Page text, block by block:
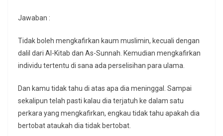
Jawaban :
Tidak boleh mengkafirkan kaum muslimin, kecuali dengan
dalil dari Al-Kitab dan As-Sunnah. Kemudian mengkafirkan
individu tertentu di sana ada perselisihan para ulama.
Dan kamu tidak tahu di atas apa dia meninggal. Sampai
sekalipun telah pasti kalau dia terjatuh ke dalam satu
perkara yang mengkafirkan, engkau tidak tahu apakah dia
bertobat ataukah dia tidak bertobat.